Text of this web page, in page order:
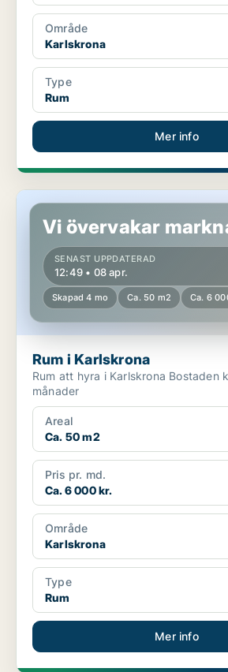
Område
Karlskrona
Type
Rum
Mer info
Rum i Karlskrona
Vi övervakar
SENAST UPPDATERAD
12:49 • 08 apr.
Skapad 4 mo Ca. 50 m2 Ca. 6
Rum i Karlskrona
Rum att hyra i Karlskrona Bostaden kan hyras i 9
månader
Areal
Ca. 50 m2
Pris pr. md.
Ca. 6 000 kr.
Område
Karlskrona
Type
Rum
Mer info